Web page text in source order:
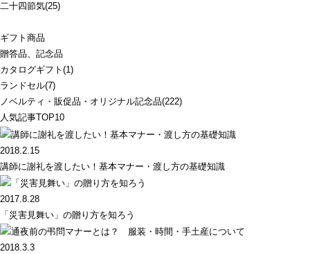
二十四節気(25)
ギフト商品
贈答品、記念品
カタログギフト(1)
ランドセル(7)
ノベルティ・販促品・オリジナル記念品(222)
人気記事TOP10
2018.2.15
講師に謝礼を渡したい！基本マナー・渡し方の基礎知識
2017.8.28
「災害見舞い」の贈り方を知ろう
2018.3.3